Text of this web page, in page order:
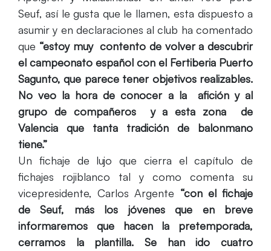
Seuf, así le gusta que le llamen, esta dispuesto a
asumir y en declaraciones al club ha comentado
que “estoy muy contento de volver a descubrir
el campeonato español con el Fertiberia Puerto
Sagunto, que parece tener objetivos realizables.
No veo la hora de conocer a la afición y al
grupo de compañeros y a esta zona de
Valencia que tanta tradición de balonmano
tiene.”
Un fichaje de lujo que cierra el capítulo de
fichajes rojiblanco tal y como comenta su
vicepresidente, Carlos Argente “con el fichaje
de Seuf, más los jóvenes que en breve
informaremos que hacen la pretemporada,
cerramos la plantilla. Se han ido cuatro